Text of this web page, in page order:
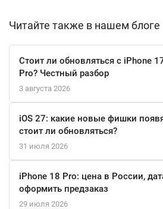
гарантируют, что ваш iPhone всегда
С защитой от воды и пыли до 6 метров
смартфон станет надежным
Face ID обеспечивает безопасность
поддержка Siri и Apple Pay делает
Apple iPhone 15 Plus 512 ГБ Green —
настоящий технологический шедевр,
стиль и индивидуальность. Он станет
помощником в повседневной жизни и
горизонты для творчества и общения.
Читайте также в нашем блоге
Стоит ли обновляться с iPhone
Pro? Честный разбор
3 августа 2026
iOS 27: какие новые фишки
стоит ли обновляться?
31 июля 2026
iPhone 18 Pro: цена в России,
оформить предзаказ
29 июля 2026